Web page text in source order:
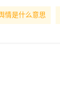
情是什么意思